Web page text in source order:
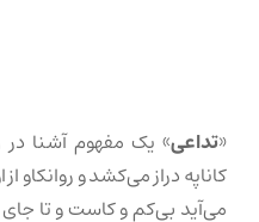
«تداعی» یک مفهوم آشنا در
کاناپه دراز می‌کشد و
می‌آید بی‌کم و کاست و تا